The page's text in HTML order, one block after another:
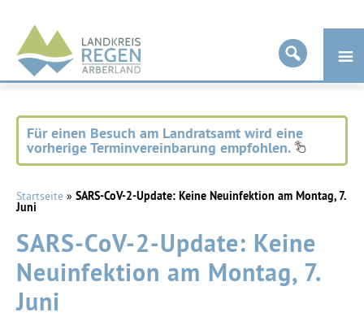
Landkreis
Regen
Für einen Besuch am Landratsamt wird eine
vorherige Terminvereinbarung empfohlen.
Startseite » SARS-CoV-2-Update: Keine Neuinfektion am Montag, 7.
Juni
SARS-CoV-2-Update: Keine
Neuinfektion am Montag, 7.
Juni